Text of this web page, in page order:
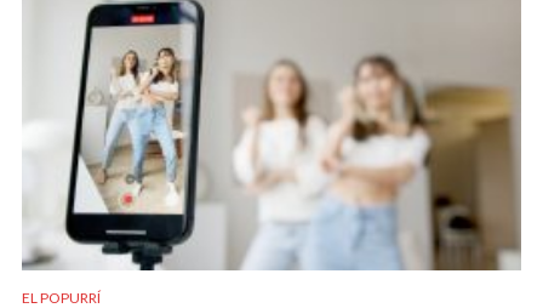
EL POPURRÍ